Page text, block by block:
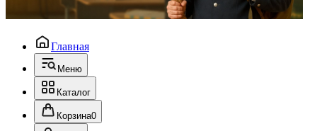
Главная
Меню
Каталог
Корзина0